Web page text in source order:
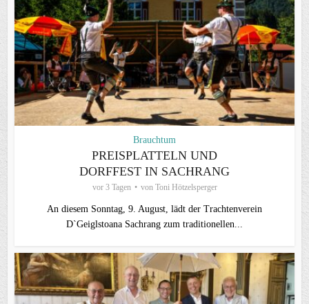
Brauchtum
PREISPLATTELN UND
DORFFEST IN SACHRANG
vor 3 Tagen von Toni Hötzelsperger
An diesem Sonntag, 9. August, lädt der Trachtenverein
D`Geiglstoana Sachrang zum traditionellen...